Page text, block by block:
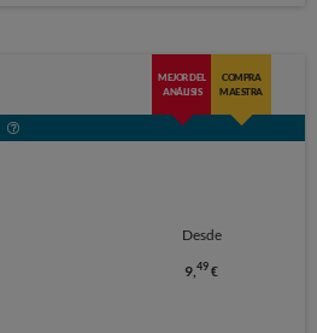
MEJOR DEL
ANÁLISIS
COMPRA
MAESTRA
Desde
9,49 €